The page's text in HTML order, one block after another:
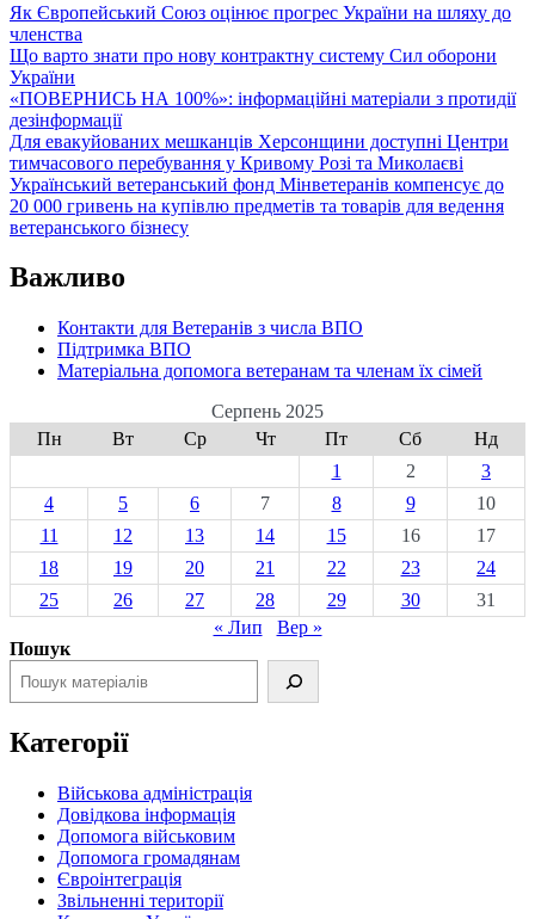
пам’яті
захисників
Як Європейський Союз оцінює прогрес України на шляху до
членства
Що варто знати про нову контрактну систему Сил оборони
України
«ПОВЕРНИСЬ НА 100%»: інформаційні матеріали з протидії
дезінформації
Для евакуйованих мешканців Херсонщини доступні Центри
тимчасового перебування у Кривому Розі та Миколаєві
Український ветеранський фонд Мінветеранів компенсує до
20 000 гривень на купівлю предметів та товарів для ведення
ветеранського бізнесу
Важливо
Контакти для Ветеранів з числа ВПО
Підтримка ВПО
Матеріальна допомога ветеранам та членам їх сімей
Серпень 2025
Пн
Вт Ср Чт Пт Сб
Нд
1
2
3
4
5 6 7 8 9
10
11
12 13 14 15 16
17
18
19 20 21 22 23
24
25
26 27 28 29 30
31
« Лип
Вер »
Пошук
Категорії
Військова адміністрація
Довідкова інформація
Допомога військовим
Допомога громадянам
Євроінтеграція
Звільненні території